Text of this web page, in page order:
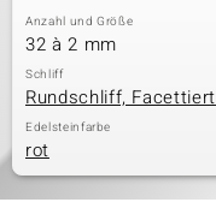
Anzahl und Größe
32 à 2 mm
Schliff
Rundschliff, Facettiert
Edelsteinfarbe
rot